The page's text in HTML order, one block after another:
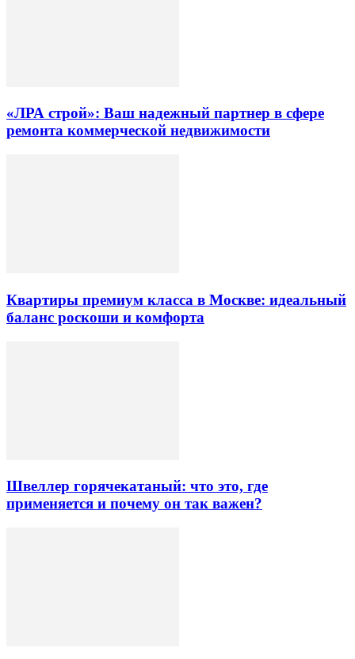
«ЛРА строй»: Ваш надежный партнер в сфере
ремонта коммерческой недвижимости
Квартиры премиум класса в Москве: идеальный
баланс роскоши и комфорта
Швеллер горячекатаный: что это, где
применяется и почему он так важен?